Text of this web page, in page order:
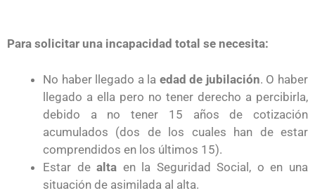
Para solicitar una incapacidad total se necesita:
No haber llegado a la edad de jubilación. O haber
llegado a ella pero no tener derecho a percibirla,
debido a no tener 15 años de cotización
acumulados (dos de los cuales han de estar
comprendidos en los últimos 15).
Estar dealta en la Seguridad Social, o en una
situación de asimilada al alta.